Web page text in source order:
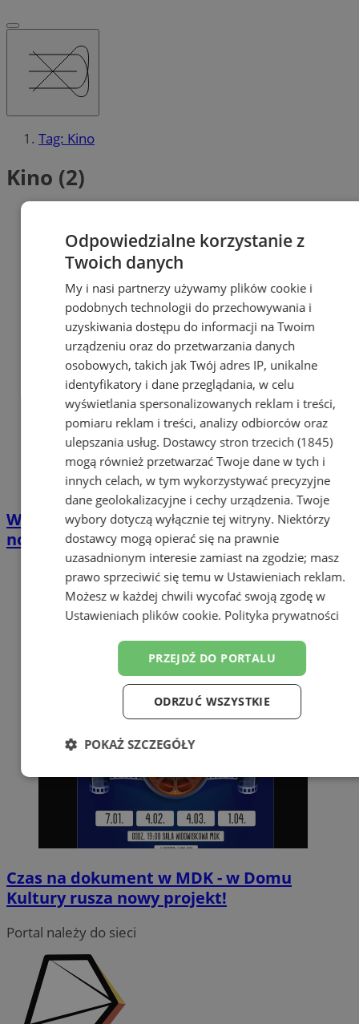
Tag: Kino
Kino (2)
Wielkie ekranizacje wielkiej literatury:
nowy cykl filmowy w Łaziskach Górnych
Czas na dokument w MDK - w Domu
Kultury rusza nowy projekt!
Portal należy do sieci
Odpowiedzialne korzystanie z
Twoich danych
My i nasi partnerzy używamy plików cookie i
podobnych technologii do przechowywania i
uzyskiwania dostępu do informacji na Twoim
urządzeniu oraz do przetwarzania danych
osobowych, takich jak Twój adres IP, unikalne
identyfikatory i dane przeglądania, w celu
wyświetlania spersonalizowanych reklam i treści,
pomiaru reklam i treści, analizy odbiorców oraz
ulepszania usług. Dostawcy stron trzecich (1845)
mogą również przetwarzać Twoje dane w tych i
innych celach, w tym wykorzystywać precyzyjne
dane geolokalizacyjne i cechy urządzenia. Twoje
wybory dotyczą wyłącznie tej witryny. Niektórzy
dostawcy mogą opierać się na prawnie
uzasadnionym interesie zamiast na zgodzie; masz
prawo sprzeciwić się temu w Ustawieniach reklam.
Możesz w każdej chwili wycofać swoją zgodę w
Ustawieniach plików cookie. Polityka prywatności
PRZEJDŹ DO PORTALU
ODRZUĆ WSZYSTKIE
POKAŻ SZCZEGÓŁY
Niezbędne Wydajność Targetowanie
Funkcjonalność
Niezbędne pliki cookie umożliwiają korzystanie z podstawowych
funkcji strony internetowej, takich jak logowanie użytkownika i